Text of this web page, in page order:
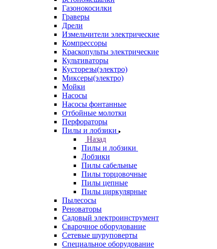
Газонокосилки
Граверы
Дрели
Измельчители электрические
Компрессоры
Краскопульты электрические
Культиваторы
Кусторезы(электро)
Миксеры(электро)
Мойки
Насосы
Насосы фонтанные
Отбойные молотки
Перфораторы
Пилы и лобзики
Назад
Пилы и лобзики
Лобзики
Пилы сабельные
Пилы торцовочные
Пилы цепные
Пилы циркулярные
Пылесосы
Реноваторы
Садовый электроинструмент
Сварочное оборудование
Сетевые шуруповерты
Специальное оборудование